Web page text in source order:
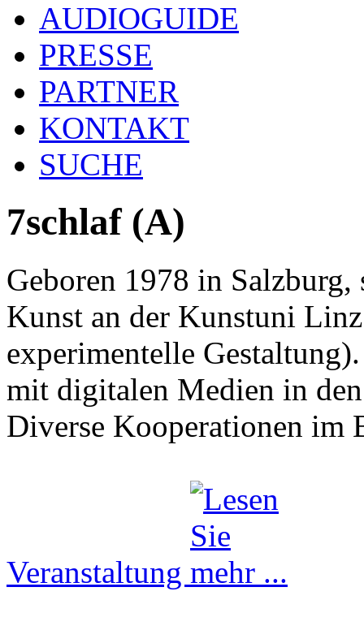
AUDIOGUIDE
PRESSE
PARTNER
KONTAKT
SUCHE
7schlaf (A)
Geboren 1978 in
Kunst an der Kunstuni
experimentelle
mit digitalen Medien in
Diverse Kooperationen im
Veranstaltung